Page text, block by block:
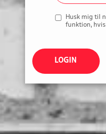
Husk mig til
funktion,
LOGIN